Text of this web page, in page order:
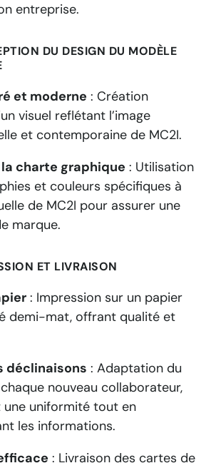
entreprise.
DU DESIGN DU MODÈLE
et moderne : Création
visuel reflétant l’image
et contemporaine de MC2I.
charte graphique : Utilisation
et couleurs spécifiques à
de MC2I pour assurer une
marque.
ET LIVRAISON
: Impression sur un papier
demi-mat, offrant qualité et
déclinaisons : Adaptation du
nouveau collaborateur,
une uniformité tout en
les informations.
: Livraison des cartes de